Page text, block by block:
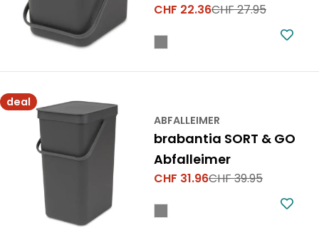
Verkaufspreis
CHF 22.36
RegulärerCHF 27.95
deal
ABFALLEIMER
brabantia SORT & GO
Abfalleimer
Verkaufspreis
CHF 31.96
RegulärerCHF 39.95